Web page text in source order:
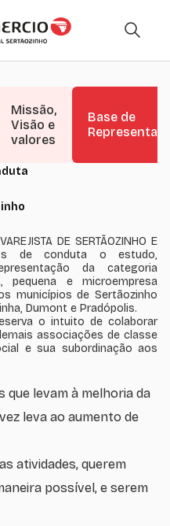
Missão,
Visão e
valores
Base de
DE SERTÃOZINHO E
de conduta o estudo,
da categoria
pequena e microempresa
municípios de Sertãozinho
Dumont e Pradópolis.
o intuito de colaborar
associações de classe
e sua subordinação aos
levam à melhoria da
leva ao aumento de
atividades, querem
possível, e serem